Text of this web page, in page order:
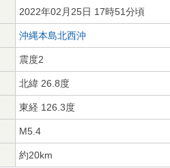
2022年02月25日 17時51分頃
沖縄本島北西沖
震度2
北緯 26.8度
東経 126.3度
M5.4
約20km